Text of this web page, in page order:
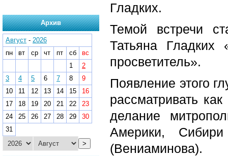
Гладких.
Темой встречи
Татьяна Гладких
просветитель».
Появление этого
рассматривать
делание
Америки,
(Вениаминова).
Архив
Август - 2026
пн
вт ср чт пт сб
вс
1
2
3
4 5 6 7 8
9
10
11 12 13 14 15
16
17
18 19 20 21 22
23
24
25 26 27 28 29
30
31
>